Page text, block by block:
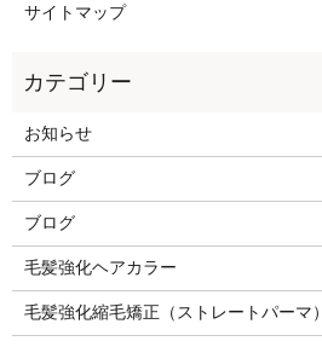
サイトマップ
お知らせ
ブログ
ブログ
毛髪強化ヘアカラー
毛髪強化縮毛矯正（ストレートパーマ）